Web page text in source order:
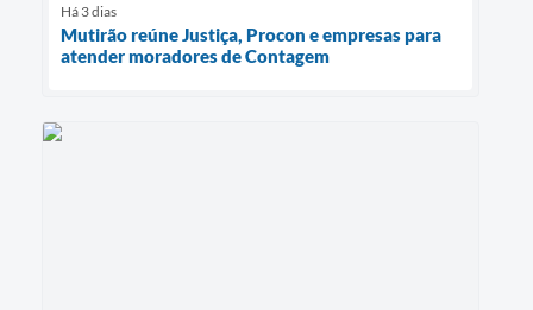
Há 3 dias
Mutirão reúne Justiça, Procon e empresas para
atender moradores de Contagem